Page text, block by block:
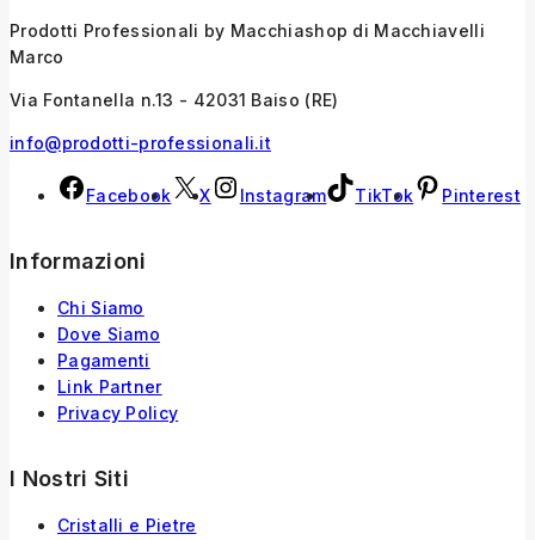
Prodotti Professionali by Macchiashop di Macchiavelli
Marco
Via Fontanella n.13 - 42031 Baiso (RE)
info@prodotti-professionali.it
Facebook X Instagram TikTok Pinterest
Informazioni
Chi Siamo
Dove Siamo
Pagamenti
Link Partner
Privacy Policy
I Nostri Siti
Cristalli e Pietre